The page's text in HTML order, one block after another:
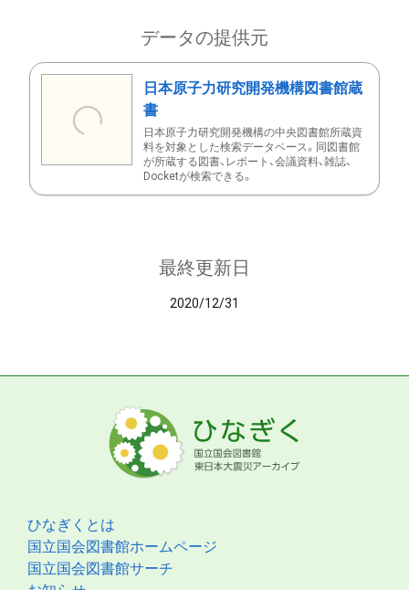
データの提供元
日本原子力研究開発機構図書館蔵
書
日本原子力研究開発機構の中央図書館所蔵資
料を対象とした検索データベース。同図書館
が所蔵する図書、レポート、会議資料、雑誌、
Docketが検索できる。
最終更新日
2020/12/31
ひなぎくとは
国立国会図書館ホームページ
国立国会図書館サーチ